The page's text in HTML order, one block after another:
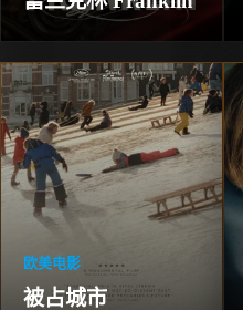
欧美电影
被占城市